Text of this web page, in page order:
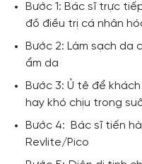
Bước 1: Bác sĩ trực
đồ điều trị cá nhân
Bước 2: Làm sạch da
ẩm da
Bước 3: Ủ tê để
hay khó chịu trong
Bước 4: Bác sĩ tiến
Revlite/Pico